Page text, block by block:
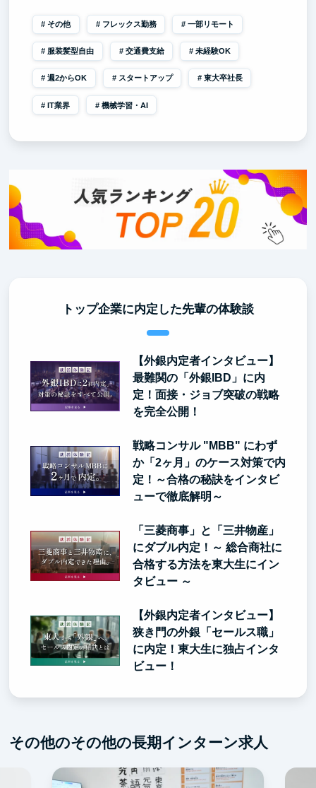
その他 フレックス勤務 一部リモート
服装髪型自由 交通費支給 未経験OK
週2からOK スタートアップ 東大卒社長
IT業界 機械学習・AI
トップ企業に内定した先輩の体験談
【外銀内定者インタビュー】
最難関の「外銀IBD」に内
定！面接・ジョブ突破の戦略
を完全公開！
戦略コンサル "MBB" にわず
か「2ヶ月」のケース対策で内
定！～合格の秘訣をインタビ
ューで徹底解明～
「三菱商事」と「三井物産」
にダブル内定！～ 総合商社に
合格する方法を東大生にイン
タビュー ～
【外銀内定者インタビュー】
狭き門の外銀「セールス職」
に内定！東大生に独占インタ
ビュー！
その他のその他の長期インターン求人